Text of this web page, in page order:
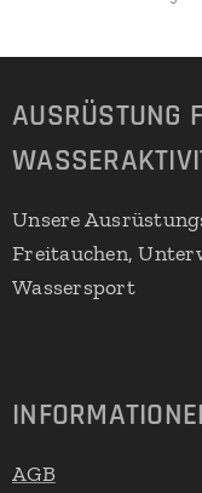
AUSRÜSTUNG
Unsere
Freitauchen,
Wassersport
AGB